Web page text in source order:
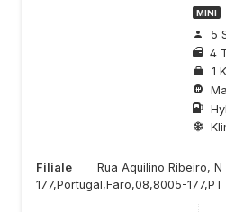
MINI
5
4
1
Filiale
Rua Aquilino Ribeiro,
177,Portugal,Faro,08,8005-177,PT